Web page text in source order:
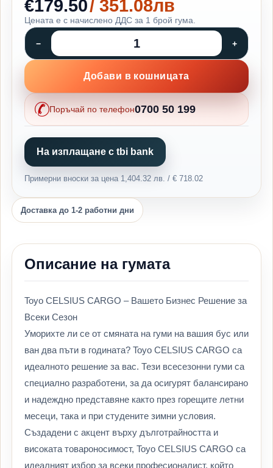
€179.50/ 351.08лв
Цената е с начислено ДДС за 1 брой гума.
Добави в кошницата
Поръчай по телефон0700 50 199
На изплащане с tbi bank
Примерни вноски за цена 1,404.32 лв. / € 718.02
Доставка до 1-2 работни дни
Описание на гумата
Toyo CELSIUS CARGO – Вашето Бизнес Решение за
Всеки Сезон
Уморихте ли се от смяната на гуми на вашия бус или
ван два пъти в годината? Toyo CELSIUS CARGO са
идеалното решение за вас. Тези всесезонни гуми са
специално разработени, за да осигурят балансирано
и надеждно представяне както през горещите летни
месеци, така и при студените зимни условия.
Създадени с акцент върху дълготрайността и
високата товароносимост, Toyo CELSIUS CARGO са
идеалният избор за всеки професионалист, който